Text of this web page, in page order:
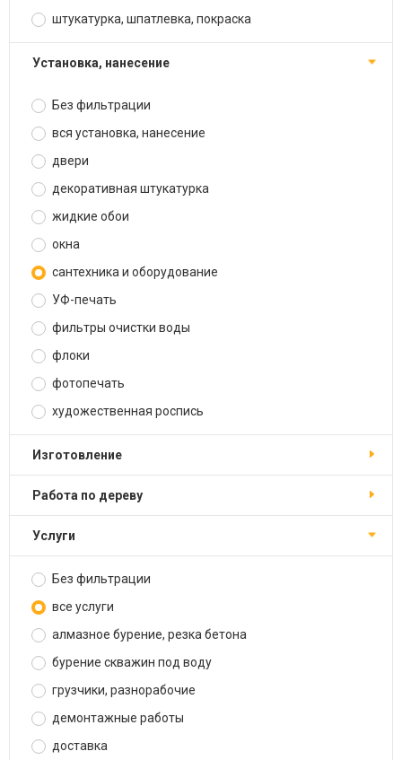
штукатурка, шпатлевка, покраска
установка, нанесение
Без фильтрации
вся установка, нанесение
двери
декоративная штукатурка
жидкие обои
окна
сантехника и оборудование
УФ-печать
фильтры очистки воды
флоки
фотопечать
художественная роспись
изготовление
работа по дереву
услуги
Без фильтрации
все услуги
алмазное бурение, резка бетона
бурение скважин под воду
грузчики, разнорабочие
демонтажные работы
доставка